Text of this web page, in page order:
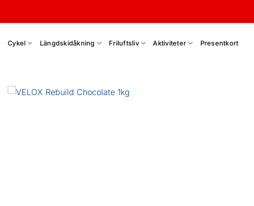
Cykel Längdskidåkning Friluftsliv Aktiviteter Presentkort